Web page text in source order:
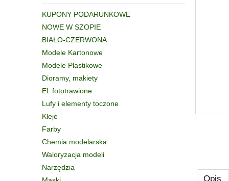
KUPONY PODARUNKOWE
NOWE W SZOPIE
BIAŁO-CZERWONA
Modele Kartonowe
Modele Plastikowe
Dioramy, makiety
El. fototrawione
Lufy i elementy toczone
Kleje
Farby
Chemia modelarska
Waloryzacja modeli
Narzędzia
Opis